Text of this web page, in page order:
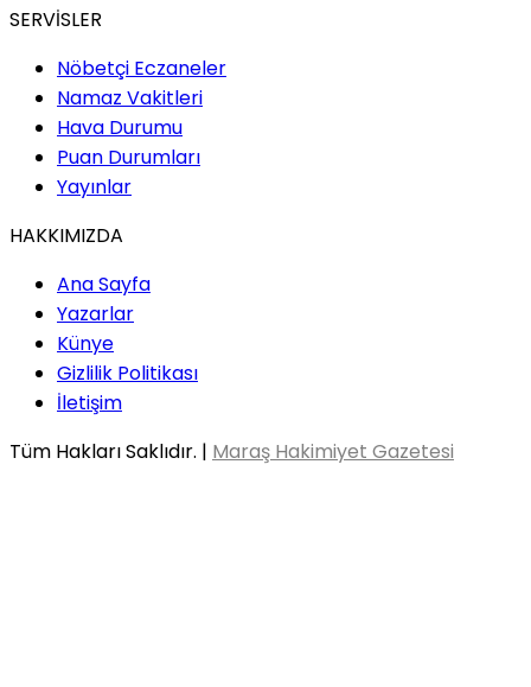
SERVİSLER
Nöbetçi Eczaneler
Namaz Vakitleri
Hava Durumu
Puan Durumları
Yayınlar
HAKKIMIZDA
Ana Sayfa
Yazarlar
Künye
Gizlilik Politikası
İletişim
Tüm Hakları Saklıdır. | Maraş Hakimiyet Gazetesi